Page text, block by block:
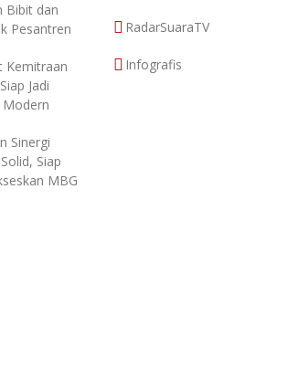
Bibit dan
Pesantren
Kemitraan
Jadi
Sinergi
Siap
MBG
RadarSuaraTV
Infografis